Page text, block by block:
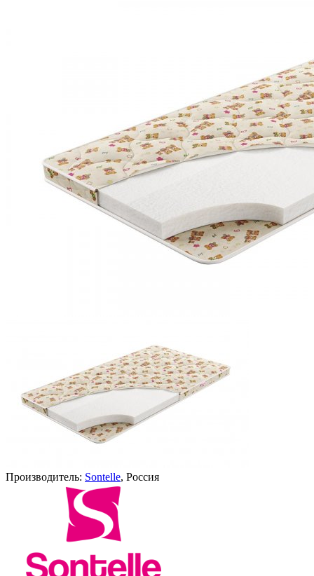
Производитель: Sontelle, Россия